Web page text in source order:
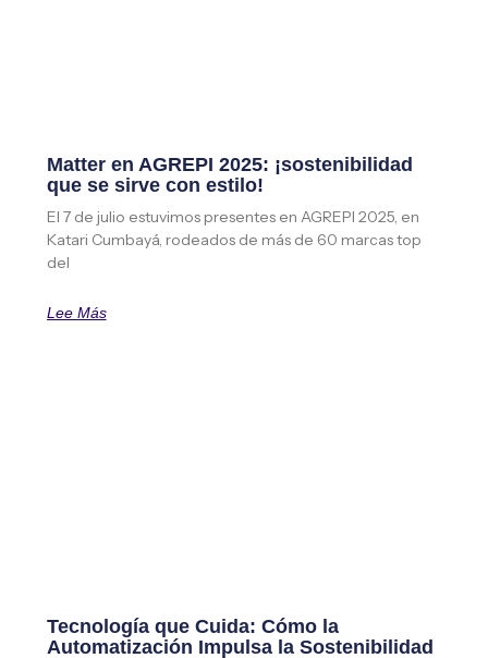
Matter en AGREPI 2025: ¡sostenibilidad
que se sirve con estilo!
El 7 de julio estuvimos presentes en AGREPI 2025, en
Katari Cumbayá, rodeados de más de 60 marcas top
del
Lee Más
Tecnología que Cuida: Cómo la
Automatización Impulsa la Sostenibilidad